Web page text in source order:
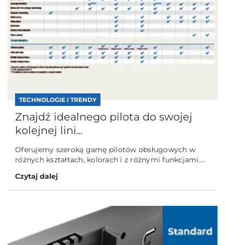
TECHNOLOGIE I TRENDY
Znajdź idealnego pilota do swojej
kolejnej lini...
Oferujemy szeroką gamę pilotów obsługowych w
różnych kształtach, kolorach i z różnymi funkcjami....
Czytaj dalej